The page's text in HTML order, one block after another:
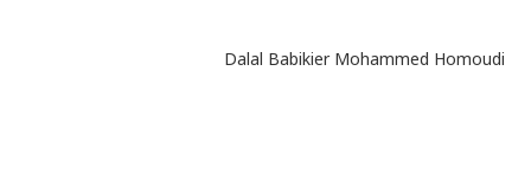
Dalal Babikier Mohammed Homoudi